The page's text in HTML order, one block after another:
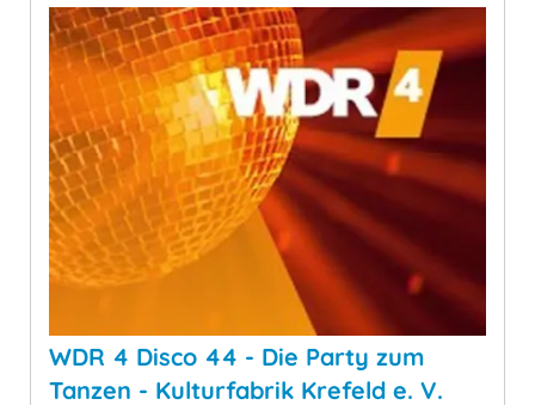
WDR 4 Disco 44 - Die Party zum
Tanzen - Kulturfabrik Krefeld e. V.